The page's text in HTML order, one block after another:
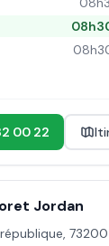
00 22
Jordan
, 73200